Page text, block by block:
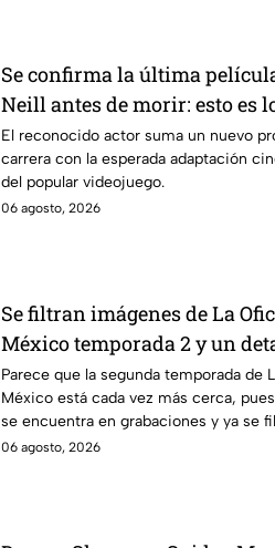
Se confirma la última
Neill antes de morir: esto es
sabe hasta ahora
El reconocido actor suma un nuevo
carrera con la esperada adaptación
del popular videojuego.
06 agosto, 2026
Se filtran imágenes de La
México temporada 2 y un
teorías entre los fans
Parece que la segunda temporada de
México está cada vez más cerca,
se encuentra en grabaciones y ya se
primeras imágenes del set.
06 agosto, 2026